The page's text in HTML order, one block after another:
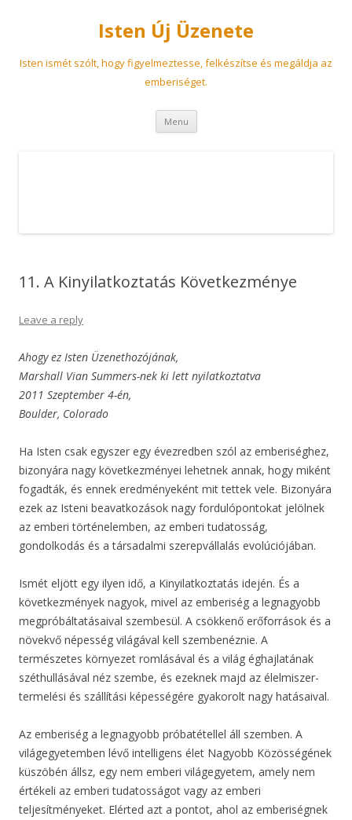
Isten Új Üzenete
Isten ismét szólt, hogy figyelmeztesse, felkészítse és megáldja az
emberiséget.
Menu Skip
content
11. A Kinyilatkoztatás Következménye
Leave a reply
Ahogy ez Isten Üzenethozójának,
Marshall Vian Summers-nek ki lett nyilatkoztatva
2011 Szeptember 4-én,
Boulder, Colorado
Ha Isten csak egyszer egy évezredben szól az emberiséghez,
bizonyára nagy következményei lehetnek annak, hogy miként
fogadták, és ennek eredményeként mit tettek vele. Bizonyára
ezek az Isteni beavatkozások nagy fordulópontokat jelölnek
az emberi történelemben, az emberi tudatosság,
gondolkodás és a társadalmi szerepvállalás evolúciójában.
Ismét eljött egy ilyen idő, a Kinyilatkoztatás idején. És a
következmények nagyok, mivel az emberiség a legnagyobb
megpróbáltatásaival szembesül. A csökkenő erőforrások és a
növekvő népesség világával kell szembenéznie. A
természetes környezet romlásával és a világ éghajlatának
széthullásával néz szembe, és ezeknek majd az élelmiszer-
termelési és szállítási képességére gyakorolt nagy hatásaival.
Az emberiség a legnagyobb próbatétellel áll szemben. A
világegyetemben lévő intelligens élet Nagyobb Közösségének
küszöbén állsz, egy nem emberi világegyetem, amely nem
értékeli az emberi tudatosságot vagy az emberi
teljesítményeket. Elérted azt a pontot, ahol az emberiségnek